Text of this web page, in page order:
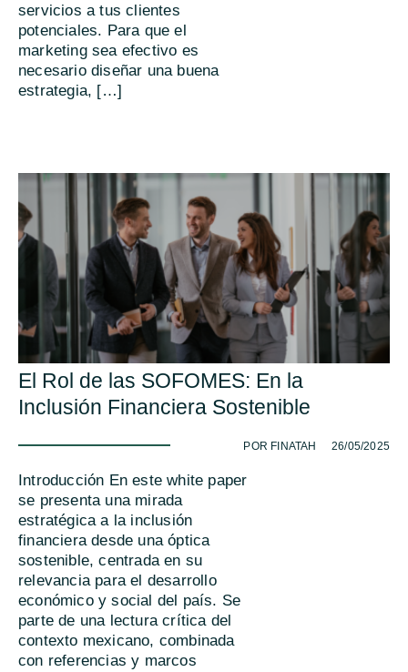
servicios a tus clientes
potenciales. Para que el
marketing sea efectivo es
necesario diseñar una buena
estrategia, […]
El Rol de las SOFOMES: En la
Inclusión Financiera Sostenible
- POR FINATAH 26/05/2025
Introducción En este white paper
se presenta una mirada
estratégica a la inclusión
financiera desde una óptica
sostenible, centrada en su
relevancia para el desarrollo
económico y social del país. Se
parte de una lectura crítica del
contexto mexicano, combinada
con referencias y marcos